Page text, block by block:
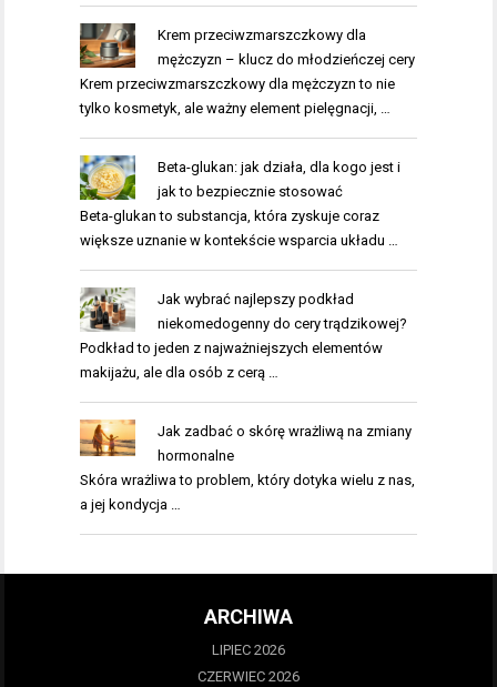
Krem przeciwzmarszczkowy dla
mężczyzn – klucz do młodzieńczej cery
Krem przeciwzmarszczkowy dla mężczyzn to nie
tylko kosmetyk, ale ważny element pielęgnacji, …
Beta-glukan: jak działa, dla kogo jest i
jak to bezpiecznie stosować
Beta-glukan to substancja, która zyskuje coraz
większe uznanie w kontekście wsparcia układu …
Jak wybrać najlepszy podkład
niekomedogenny do cery trądzikowej?
Podkład to jeden z najważniejszych elementów
makijażu, ale dla osób z cerą …
Jak zadbać o skórę wrażliwą na zmiany
hormonalne
Skóra wrażliwa to problem, który dotyka wielu z nas,
a jej kondycja …
ARCHIWA
LIPIEC 2026
CZERWIEC 2026